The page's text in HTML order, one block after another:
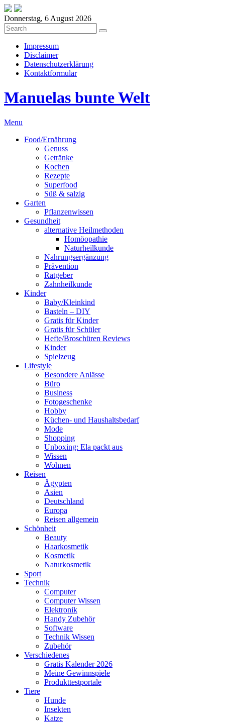
Donnerstag, 6 August 2026
Impressum
Disclaimer
Datenschutzerklärung
Kontaktformular
Manuelas bunte Welt
Menu
Food/Ernährung
Genuss
Getränke
Kochen
Rezepte
Superfood
Süß & salzig
Garten
Pflanzenwissen
Gesundheit
alternative Heilmethoden
Homöopathie
Naturheilkunde
Nahrungsergänzung
Prävention
Ratgeber
Zahnheilkunde
Kinder
Baby/Kleinkind
Basteln – DIY
Gratis für Kinder
Gratis für Schüler
Hefte/Broschüren Reviews
Kinder
Spielzeug
Lifestyle
Besondere Anlässe
Büro
Business
Fotogeschenke
Hobby
Küchen- und Haushaltsbedarf
Mode
Shopping
Unboxing: Ela packt aus
Wissen
Wohnen
Reisen
Ägypten
Asien
Deutschland
Europa
Reisen allgemein
Schönheit
Beauty
Haarkosmetik
Kosmetik
Naturkosmetik
Sport
Technik
Computer
Computer Wissen
Elektronik
Handy Zubehör
Software
Technik Wissen
Zubehör
Verschiedenes
Gratis Kalender 2026
Meine Gewinnspiele
Produkttestportale
Tiere
Hunde
Insekten
Katze